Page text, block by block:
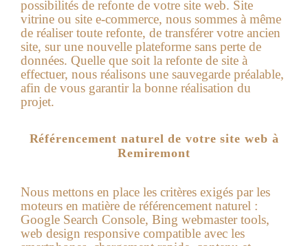
possibilités de refonte de votre site web. Site
vitrine ou site e-commerce, nous sommes à même
de réaliser toute refonte, de transférer votre ancien
site, sur une nouvelle plateforme sans perte de
données. Quelle que soit la refonte de site à
effectuer, nous réalisons une sauvegarde préalable,
afin de vous garantir la bonne réalisation du
projet.
Référencement naturel de votre site web à
Remiremont
Nous mettons en place les critères exigés par les
moteurs en matière de référencement naturel :
Google Search Console, Bing webmaster tools,
web design responsive compatible avec les